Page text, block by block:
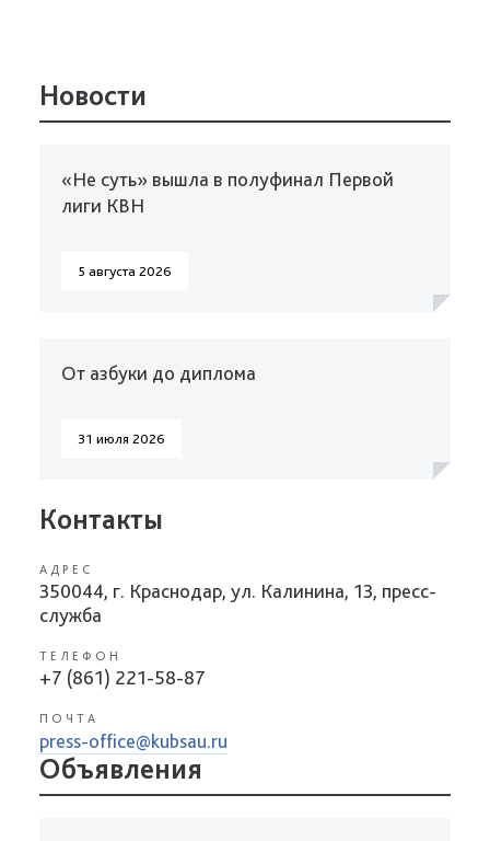
Новости
«Не суть» вышла в полуфинал Первой
лиги КВН
5 августа 2026
От азбуки до диплома
31 июля 2026
Контакты
АДРЕС
350044, г. Краснодар, ул. Калинина, 13, пресс-
служба
ТЕЛЕФОН
+7 (861) 221-58-87
ПОЧТА
press-office@kubsau.ru
Объявления